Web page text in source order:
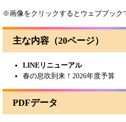
※画像をクリックするとウェブブック
主な内容（20ページ）
LINEリニューアル
春の息吹到来！2026年度予算
PDFデータ